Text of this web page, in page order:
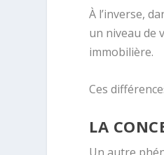
À l’inverse,
un niveau de
immobilière.
Ces
LA